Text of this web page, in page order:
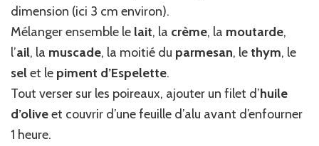
dimension (ici 3 cm environ).
Mélanger ensemble le lait, la crème, la moutarde,
l’ail, la muscade, la moitié du parmesan, lethym, le
selet le piment d’Espelette.
Tout verser sur les poireaux, ajouter un filet d’huile
d’oliveet couvrir d’une feuille d’alu avant d’enfourner
1 heure.